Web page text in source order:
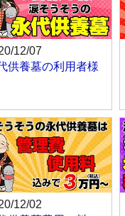
12/07
供養墓の利用者様
12/02